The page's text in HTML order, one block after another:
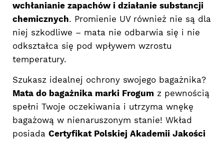
wchłanianie zapachów i działanie substancji
chemicznych. Promienie UV również nie są dla
niej szkodliwe – mata nie odbarwia się i nie
odkształca się pod wpływem wzrostu
temperatury.
Szukasz idealnej ochrony swojego bagażnika?
Mata do bagażnika marki Frogum z pewnością
spełni Twoje oczekiwania i utrzyma wnękę
bagażową w nienaruszonym stanie! Wkład
posiada Certyfikat Polskiej Akademii Jakości